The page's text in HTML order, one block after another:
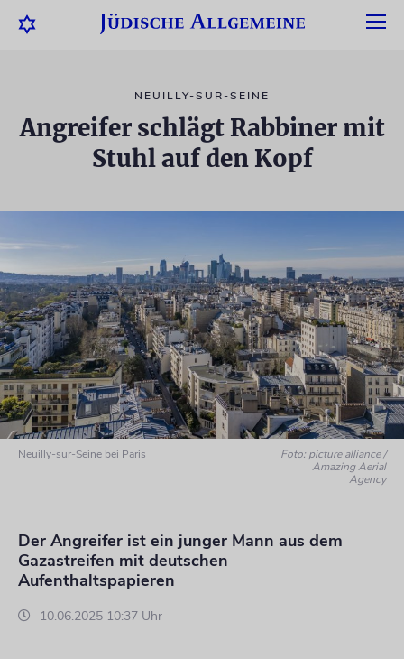
NEUILLY-SUR-SEINE
Angreifer schlägt Rabbiner mit
Stuhl auf den Kopf
Neuilly-sur-Seine bei Paris
Foto: picture alliance /
Amazing Aerial
Agency
Der Angreifer ist ein junger Mann aus dem
Gazastreifen mit deutschen
Aufenthaltspapieren
10.06.2025 10:37 Uhr